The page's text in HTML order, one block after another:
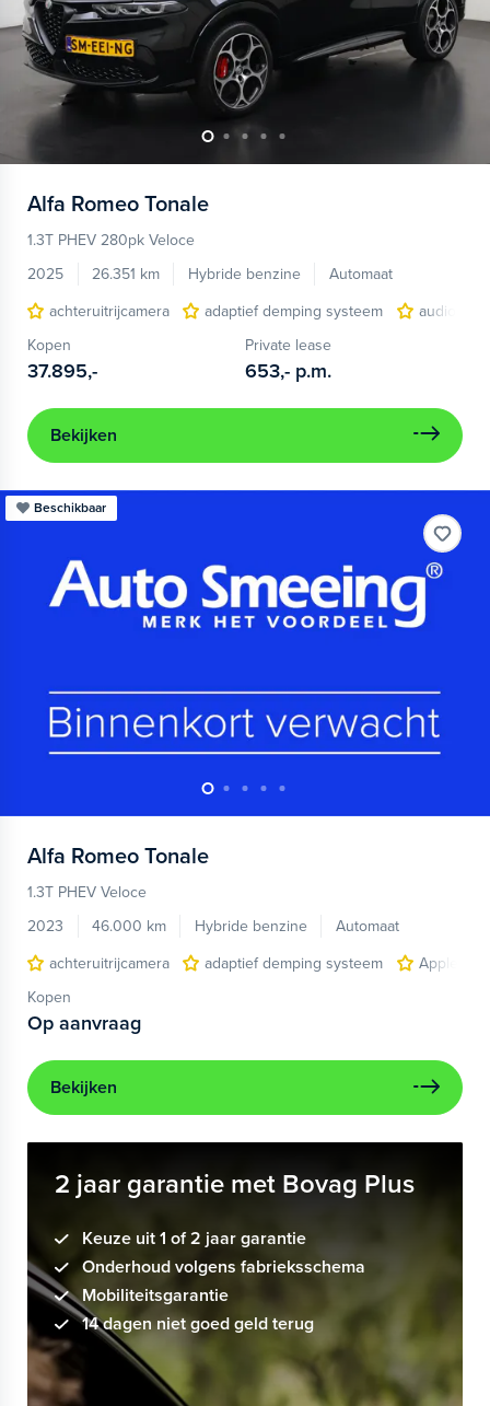
Alfa Romeo Tonale
1.3T PHEV 280pk Veloce
2025
26.351 km Hybride benzine
Automaat
achteruitrijcamera
adaptief demping systeem
audio
Kopen
37.895,-
Private lease
653,- p.m.
Bekijken
Beschikbaar
Alfa Romeo Tonale
1.3T PHEV Veloce
2023
46.000 km Hybride benzine
Automaat
achteruitrijcamera
adaptief demping systeem
Apple
Kopen
Op aanvraag
Bekijken
2 jaar garantie met Bovag Plus
Keuze uit 1 of 2 jaar garantie
Onderhoud volgens fabrieksschema
Mobiliteitsgarantie
14 dagen niet goed geld terug